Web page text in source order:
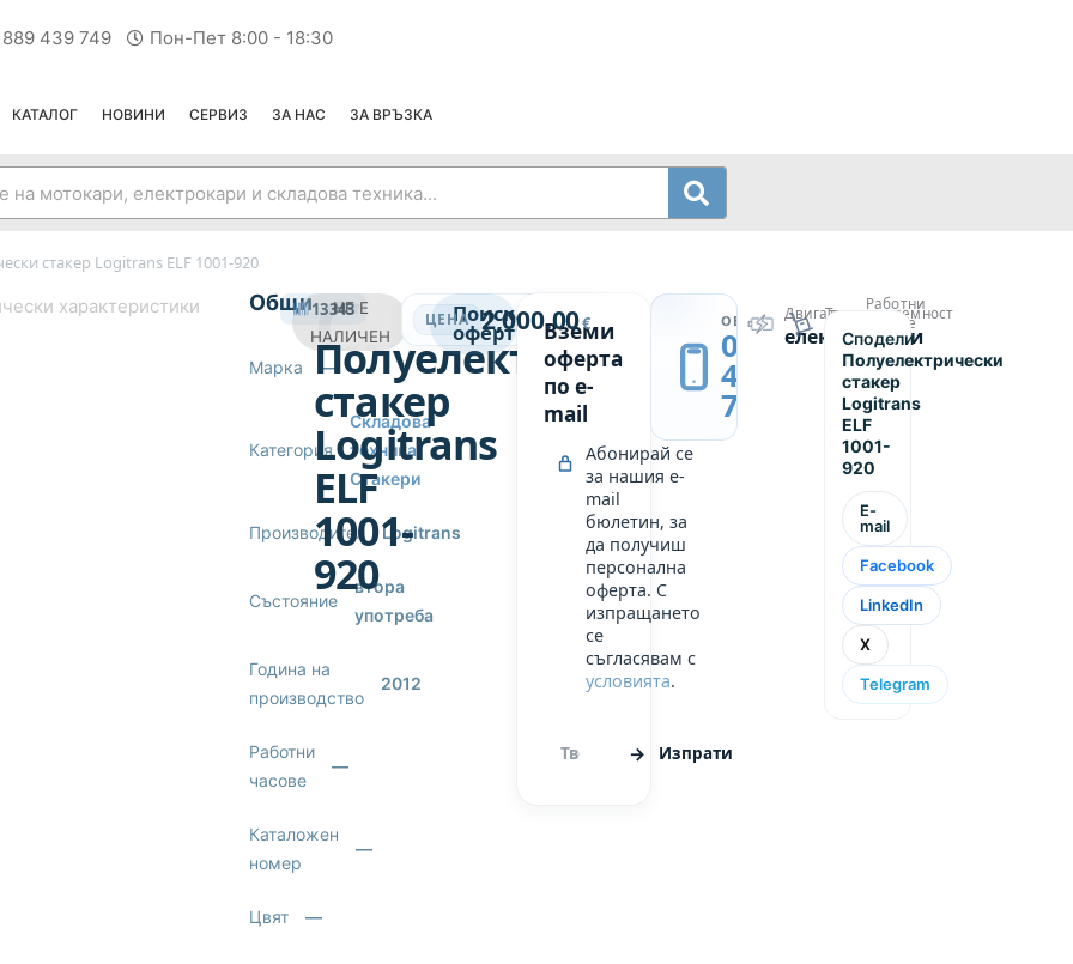
439 749 Пон-Пет 8:00 - 18:30
КАТАЛОГ НОВИНИ СЕРВИЗ ЗА НАС ЗА ВРЪЗКА
стакер Logitrans ELF 1001-920
характеристики Общи
Марка —
Категория
Складова
техника
Стакери
Производител Logitrans
Състояние
втора
употреба
Година на
производство
2012
Работни
часове
—
Каталожен
номер
—
Цвят —
13343
НЕ Е
НАЛИЧЕНСТАКЕРИ
Полуелектрически
стакер
Logitrans
ELF
1001-
920
ЦЕНА 2,000.00€
Поискай
оферта →
Вземи
оферта
по e-
mail
Абонирай се
за нашия e-
mail
бюлетин, за
да получиш
персонална
оферта. С
изпращането
се
съгласявам с
условията.
Изпрати
ОБАДИ СЕ
0889
439
749
Двигател
електрически
Товароподемност
1000
Работни
часове
—
Сподели
Полуелектрически
стакер
Logitrans
ELF
1001-
920
E-
mail
Facebook
LinkedIn
X
Telegram